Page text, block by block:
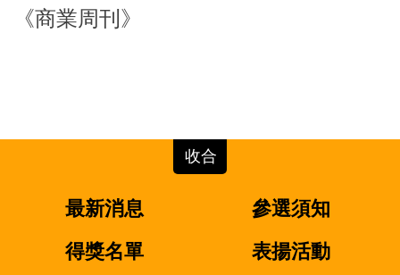
《商業周刊 》
最新消息
參選須知
得獎名單
表揚活動